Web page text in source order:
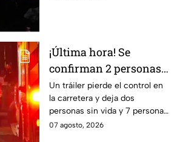
¡Última hora! Se
confirman 2 personas
fall3cidas y 7
lesion4dos en
accid3nte carretero en
Irapuato; esto se sabe
Un tráiler pierde el control en
la carretera y deja dos
personas sin vida y 7 personas
más lesionadas.
07 agosto, 2026